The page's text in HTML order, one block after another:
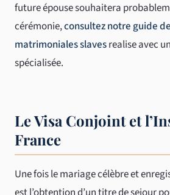
future épouse souhaitera
cérémonie,consultez notre guide
matrimoniales slavesrealise avec
spécialisée.
Le Visa Conjoint et
France
Une fois le mariage célèbre et